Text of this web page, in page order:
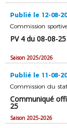
Publié le 12-08-
Commission
PV 4 du 08-08-25
Saison 2025/2026
Publié le 11-08-
Commission du
Communiqué
25
Saison 2025-2026